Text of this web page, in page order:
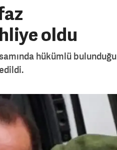
oldu
hükümlü bulunduğu